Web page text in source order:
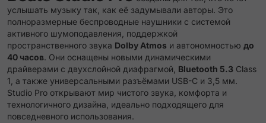
услышать музыку так, как её задумывали авторы. Это
полноразмерные беспроводные наушники с системой
активного шумоподавления, поддержкой
пространственного звука Dolby Atmos и автономностью до
40 часов. Они оснащены новыми динамическими
драйверами с двухслойной диафрагмой, Bluetooth 5.3 Class
1, а также универсальными разъёмами USB-C и 3,5 мм.
Studio Pro открывают мир чистого звука, комфорта и
технологичного дизайна, идеально подходящего для
повседневного использования.